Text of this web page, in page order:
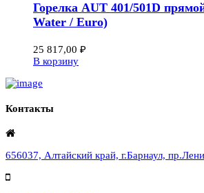
Горелка AUT 401/501D
Water / Euro)
25 817,00 ₽
В корзину
Контакты
656037, Алтайский край, г.Барнаул,